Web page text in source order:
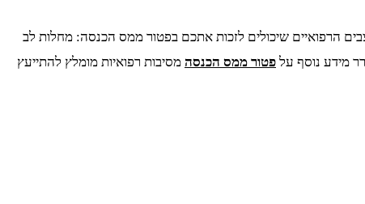
הרפואיים שיכולים לזכות אתכם בפטור ממס הכנסה: מחלות לב
פטור ממס הכנסה מסיבות רפואיות מומלץ להתייעץ